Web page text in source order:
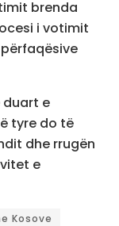
brenda
i votimit
duart e
tyre do të
dhe rrugën
e
Kosove